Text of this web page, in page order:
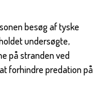
besøg af tyske
undersøgte,
på stranden ved
forhindre predation på